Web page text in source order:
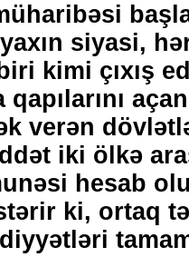
siyasi,
kimi çıxış
qapılarını
verən
iki ölkə
hesab
ki, ortaq